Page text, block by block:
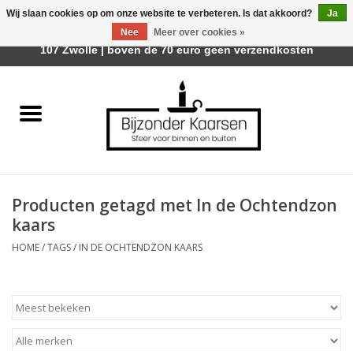
Räder Design Stories
Geurkaarsen
Tafelhaarden
Kaarsenhouders
Producten getagd met In de Ochtendzon
kaars
HOME/TAGS/ IN DE OCHTENDZON KAARS
Wij slaan cookies op om onze website te verbeteren. Is dat akkoord?
Ja
Nee
Meer over cookies »
Afhalen is mogelijk bij Trotz Woon & Cadeau | Belvederelaan
107 Zwolle | boven de 70 euro geen verzendkosten